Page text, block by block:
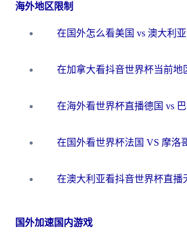
海外地区限制
国外加速国内游戏